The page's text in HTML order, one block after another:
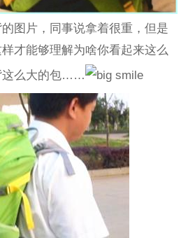
图片，同事说拿着很重，但是
才能够理解为啥你看起来这么
这么大的包……